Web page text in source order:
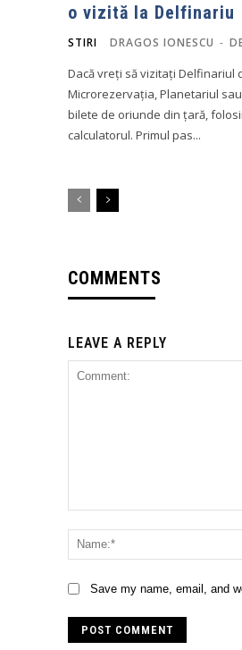
o vizită la Delfinariu
STIRI DRAGOS IONESCU -
Dacă vreți să vizitați Delfinariul
Microrezervația, Planetariul
bilete de oriunde din țară,
calculatorul. Primul pas...
COMMENTS
LEAVE A REPLY
Save my name, email, and